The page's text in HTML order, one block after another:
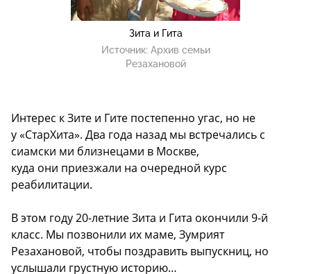
Зита и Гита
Источник: Архив семьи
Резахановой
Интерес к Зите и Гите постепенно угас, но не
у «СтарХита». Два года назад мы встречались с
сиамски ми близнецами в Москве,
куда они приезжали на очередной курс
реабилитации.
В этом году 20-летние Зита и Гита окончили 9-й
класс. Мы позвонили их маме, Зумрият
Резахановой, чтобы поздравить выпускниц, но
услышали грустную историю…